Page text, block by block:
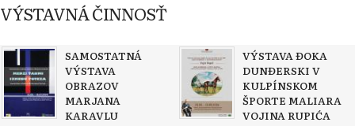
VÝSTAVNÁ ČINNOSŤ
SAMOSTATNÁ
VÝSTAVA
OBRAZOV
MARJANA
KARAVLU
VÝSTAVA ĐOKA
DUNĐERSKI V
KULPÍNSKOM
ŠPORTE MALIARA
VOJINA RUPIĆA